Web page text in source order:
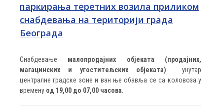
паркирања теретних возила приликом
снабдевањa на територији града
Београда
Снабдевање малопродајних објеката (продајних,
магацинских и угоститељских објеката)
унутар
централне градске зоне и ван ње обавља се са коловоза у
времену од 19,00 до 07,00 часова